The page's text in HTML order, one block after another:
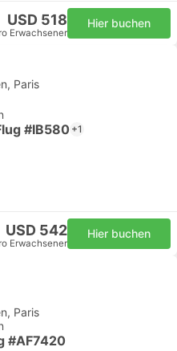
USD 518
Erwachsener
Hier buchen
Paris
#IB580 +1
USD 542
Erwachsener
Hier buchen
Paris
#AF7420